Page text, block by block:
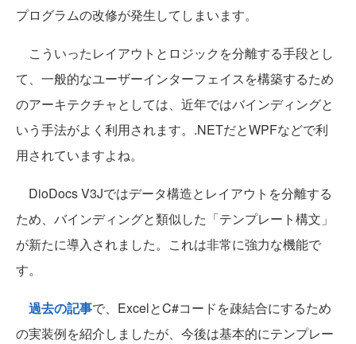
プログラムの改修が発生してしまいます。
こういったレイアウトとロジックを分離する手段とし
て、一般的なユーザーインターフェイスを構築するため
のアーキテクチャとしては、近年ではバインディングと
いう手法がよく利用されます。.NETだとWPFなどで利
用されていますよね。
DioDocs V3Jではデータ構造とレイアウトを分離する
ため、バインディングと類似した「テンプレート構文」
が新たに導入されました。これは非常に強力な機能で
す。
過去の記事で、ExcelとC#コードを疎結合にするため
の実装例を紹介しましたが、今後は基本的にテンプレー